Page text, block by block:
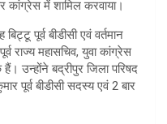
में शामिल करवाया।
पूर्व बीडीसी एवं वर्तमान
राज्य महासचिव, युवा कांग्रेस
उन्होंने बद्रीपुर जिला परिषद
पूर्व बीडीसी सदस्य एवं 2 बार